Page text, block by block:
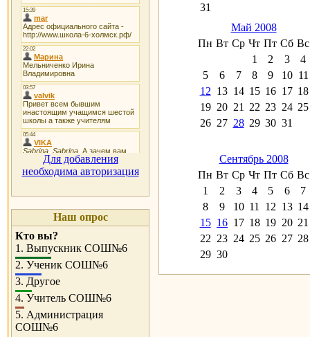
Для добавления
необходима авторизация
Наш опрос
Кто вы?
1. Выпускник СОШ№6
2. Ученик СОШ№6
3. Другое
4. Учитель СОШ№6
5. Администрация
СОШ№6
31
Май 2008
Пн Вт Ср Чт Пт Сб Вс
1
2 3
4
5
6 7 8 9 10 11
12 13 14 15 16 17 18
19 20 21 22 23 24 25
26 27 28 29 30 31
Сентябрь 2008
Пн Вт Ср Чт Пт Сб Вс
1
2 3 4 5 6
7
8
9 10 11 12 13 14
15 16 17 18 19 20 21
22 23 24 25 26 27 28
29 30